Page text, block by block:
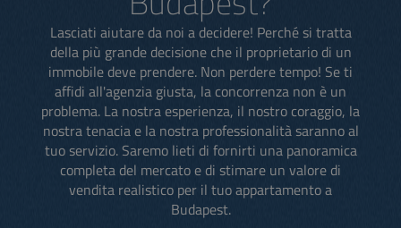
Lasciati aiutare da noi a decidere! Perché si tratta
della più grande decisione che il proprietario di un
immobile deve prendere. Non perdere tempo! Se ti
affidi all'agenzia giusta, la concorrenza non è un
problema. La nostra esperienza, il nostro coraggio, la
nostra tenacia e la nostra professionalità saranno al
tuo servizio. Saremo lieti di fornirti una panoramica
completa del mercato e di stimare un valore di
vendita realistico per il tuo appartamento a
Budapest.